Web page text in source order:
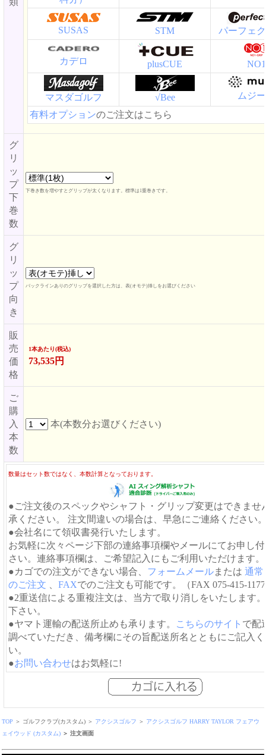
SUSAS STM パーフェ
カデロ plusCUE NO1
マスダゴルフ √Bee
ムジ
有料オプションのご注文はこちら
グ
リ
ッ
プ
下
巻
数
下巻き数を増やすとグリップが太くなります。標準は1重巻きです。
グ
リ
ッ
プ
向
き
バックラインありのグリップを選択した方は、表(オモテ)挿しをお選びください
販
売
価
格
1本あたり(税込)
73,535円
ご
購
入
本
数
本(本数分お選びください)
数量はセット数ではなく、本数計算となっております。
●ご注文後のスペックやシャフト・グリップ変更はできませ
承ください。 注文間違いの場合は、早急にご連絡ください
●会社名にて領収書発行いたします。
お気軽に次々ページ下部の連絡事項欄やメールにてお申し
さい。連絡事項欄は、ご希望記入にもご利用いただけます。
●カゴでの注文ができない場合、 フォームメールまたは 通常
のご注文
FAXでのご注文も可能です。（FAX 075-415-
●2重送信による重複注文は、当方で取り消しをいたします
下さい。
●ヤマト運輸の配送所止めも承ります。
こちらのサイト で配
調べていただき、備考欄にその旨配送所名とともにご記入
い。
●お問い合わせはお気軽に!
TOP ＞ ゴルフクラブ(カスタム) ＞ アクシスゴルフ ＞ アクシスゴルフ HARRY TAYLOR フェアウ
ェイウッド (カスタム) ＞ 注文画面